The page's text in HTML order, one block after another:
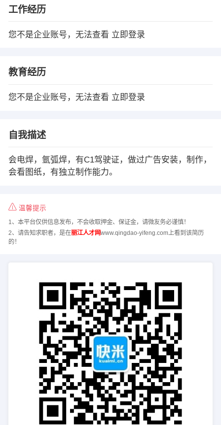
工作经历
您不是企业账号，无法查看 立即登录
教育经历
您不是企业账号，无法查看 立即登录
自我描述
会电焊，氩弧焊，有C1驾驶证，做过广告安装，制作，
会看图纸，有独立制作能力。
温馨提示
1、本平台仅供信息发布，不会收取押金、保证金，请微友务必谨慎！
2、请告知求职者，是在丽江人才网www.qingdao-yifeng.com上看到该简历
的！